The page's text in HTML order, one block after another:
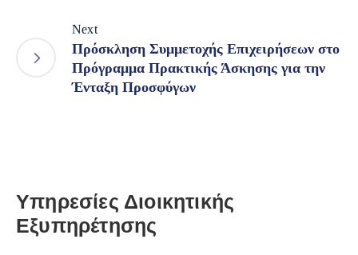
Next
Πρόσκληση Συμμετοχής Επιχειρήσεων στο
Πρόγραμμα Πρακτικής Άσκησης για την
Ένταξη Προσφύγων
Υπηρεσίες Διοικητικής
Εξυπηρέτησης